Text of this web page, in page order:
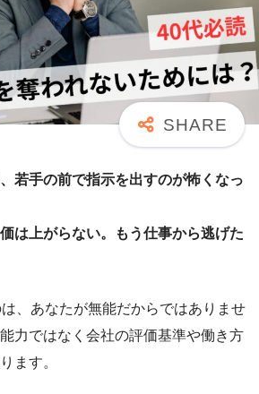
若手の前で指示を出すのが怖くなっ
は上がらない。もう仕事から逃げた
、あなたが無能だからではありませ
力ではなく会社の評価基準や働き方
ます。